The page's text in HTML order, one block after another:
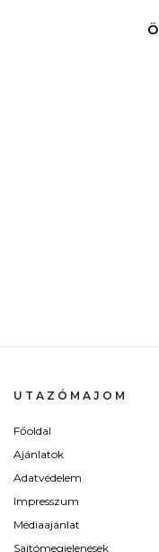
UTAZÓMAJOM
Főoldal
Ajánlatok
Adatvédelem
Impresszum
Médiaajánlat
Sajtómegjelenések